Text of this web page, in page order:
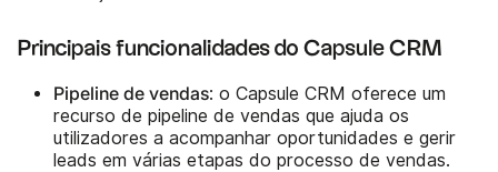
Principais funcionalidades do Capsule CRM
Pipeline de vendas: o Capsule CRM oferece um
recurso de pipeline de vendas que ajuda os
utilizadores a acompanhar oportunidades e gerir
leads em várias etapas do processo de vendas.